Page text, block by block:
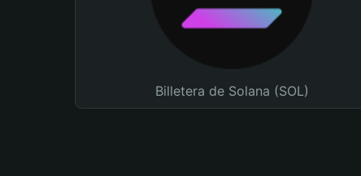
Billetera de Solana (SOL)